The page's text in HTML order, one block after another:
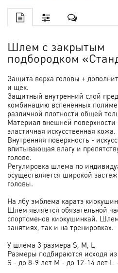
Шлем с закрытым
подбородком «
Защита верха головы +
и щёк.
Защитный внутренний слой
комбинацию вспененных
различной плотности общей
Материал внешней поверхности
эластичная искусственная кожа.
Внутренняя поверхность -
впитывающая влагу и
голове.
Регулировка шлема по
осуществляется широкой
головы.
На лбу эмблема каратэ
Шлем является обязательной
спортсменов киокушинкай.
занятиях, так и на тренировках.
У шлема 3 размера S, M, L
Размеры подбираются исходя
S - до 8-9 лет M - до 12-14 лет L